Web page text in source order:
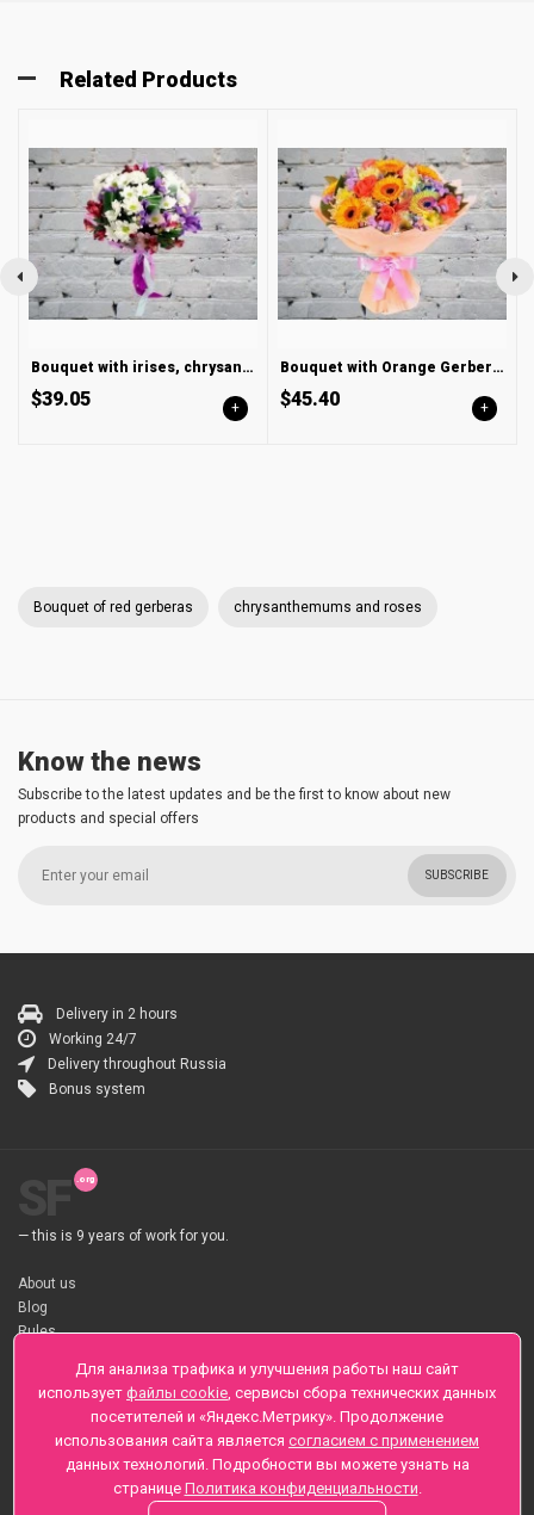
Related Products
Bouquet with irises, chrysanthemums and alstroemeria
$39.05 +
Bouquet with Orange Gerbera and Rose
$45.40 +
Bouquet of red gerberas chrysanthemums and roses
Know the news
Subscribe to the latest updates and be the first to know about new
products and special offers
SUBSCRIBE
Delivery in 2 hours
Working 24/7
Delivery throughout Russia
Bonus system
— this is 9 years of work for you.
About us
Blog
Rules
About flower Delivery
Payment
Telegramm
Sankt-Peterburg, Zaozernaya 6
+7 (812) 425-01-16
Questions? Call 24 hours
Для анализа трафика и улучшения работы наш сайт
использует файлы cookie, сервисы сбора технических данных
посетителей и «Яндекс.Метрику». Продолжение
использования сайта является согласием с применением
данных технологий. Подробности вы можете узнать на
странице Политика конфиденциальности.